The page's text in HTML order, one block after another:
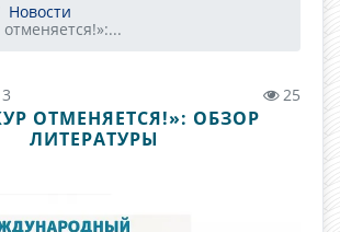
Новости
25
ОТМЕНЯЕТСЯ!»: ОБЗОР
ЛИТЕРАТУРЫ